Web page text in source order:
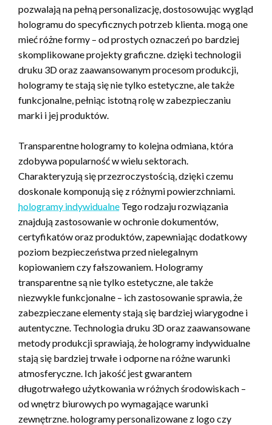
pozwalają na pełną personalizację, dostosowując wygląd
hologramu do specyficznych potrzeb klienta. mogą one
mieć różne formy – od prostych oznaczeń po bardziej
skomplikowane projekty graficzne. dzięki technologii
druku 3D oraz zaawansowanym procesom produkcji,
hologramy te stają się nie tylko estetyczne, ale także
funkcjonalne, pełniąc istotną rolę w zabezpieczaniu
marki i jej produktów.
Transparentne hologramy to kolejna odmiana, która
zdobywa popularność w wielu sektorach.
Charakteryzują się przezroczystością, dzięki czemu
doskonale komponują się z różnymi powierzchniami.
hologramy indywidualne Tego rodzaju rozwiązania
znajdują zastosowanie w ochronie dokumentów,
certyfikatów oraz produktów, zapewniając dodatkowy
poziom bezpieczeństwa przed nielegalnym
kopiowaniem czy fałszowaniem. Hologramy
transparentne są nie tylko estetyczne, ale także
niezwykle funkcjonalne – ich zastosowanie sprawia, że
zabezpieczane elementy stają się bardziej wiarygodne i
autentyczne. Technologia druku 3D oraz zaawansowane
metody produkcji sprawiają, że hologramy indywidualne
stają się bardziej trwałe i odporne na różne warunki
atmosferyczne. Ich jakość jest gwarantem
długotrwałego użytkowania w różnych środowiskach –
od wnętrz biurowych po wymagające warunki
zewnętrzne. hologramy personalizowane z logo czy